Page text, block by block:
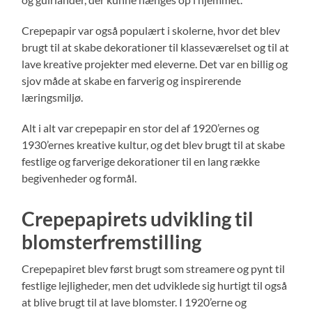
Crepepapir var også populært i skolerne, hvor det blev
brugt til at skabe dekorationer til klasseværelset og til at
lave kreative projekter med eleverne. Det var en billig og
sjov måde at skabe en farverig og inspirerende
læringsmiljø.
Alt i alt var crepepapir en stor del af 1920’ernes og
1930’ernes kreative kultur, og det blev brugt til at skabe
festlige og farverige dekorationer til en lang række
begivenheder og formål.
Crepepapirets udvikling til
blomsterfremstilling
Crepepapiret blev først brugt som streamere og pynt til
festlige lejligheder, men det udviklede sig hurtigt til også
at blive brugt til at lave blomster. I 1920’erne og